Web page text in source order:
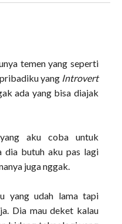
temen yang seperti
yang Introvert
ada yang bisa diajak
aku coba untuk
dia butuh aku pas lagi
juga nggak.
yang udah lama tapi
Dia mau deket kalau